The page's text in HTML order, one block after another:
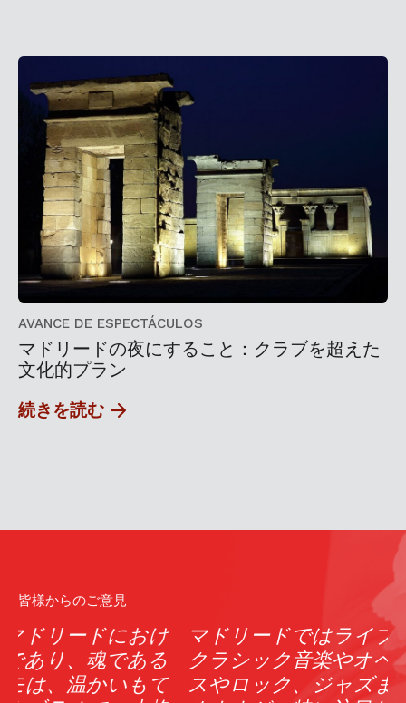
AVANCE DE ESPECTÁCULOS
マドリードの夜にすること：クラブを超えた
文化的プラン
続きを読む
皆様からのご意見
マドリードではライブ演奏が盛んで、
クラシック音楽やオペラから、ブルー
スやロック、ジャズまでライブが楽し